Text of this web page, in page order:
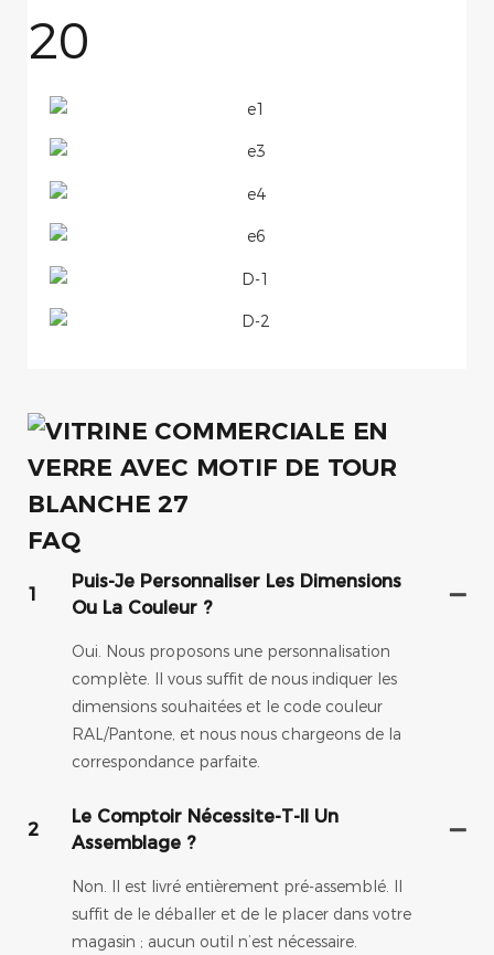
FAQ
1
Puis-Je Personnaliser Les Dimensions
Ou La Couleur ?
Oui. Nous proposons une personnalisation
complète. Il vous suffit de nous indiquer les
dimensions souhaitées et le code couleur
RAL/Pantone, et nous nous chargeons de la
correspondance parfaite.
2
Le Comptoir Nécessite-T-Il Un
Assemblage ?
Non. Il est livré entièrement pré-assemblé. Il
suffit de le déballer et de le placer dans votre
magasin ; aucun outil n’est nécessaire.